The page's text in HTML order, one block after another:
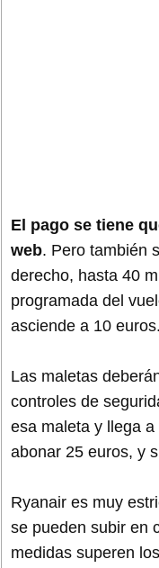
El pago se tiene
web. Pero también
derecho, hasta 40
programada del
asciende a 10 euros.
Las maletas
controles de
esa maleta y llega
abonar 25 euros, y
Ryanair es muy
se pueden subir en
medidas superen